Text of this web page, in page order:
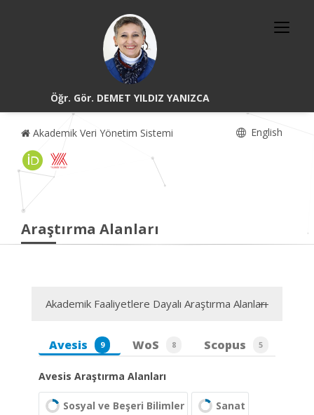
Öğr. Gör. DEMET YILDIZ YANIZCA
Akademik Veri Yönetim Sistemi English
Araştırma Alanları
Akademik Faaliyetlere Dayalı Araştırma Alanları
Avesis 9 WoS 8 Scopus 5
Avesis Araştırma Alanları
Sosyal ve Beşeri Bilimler Sanat